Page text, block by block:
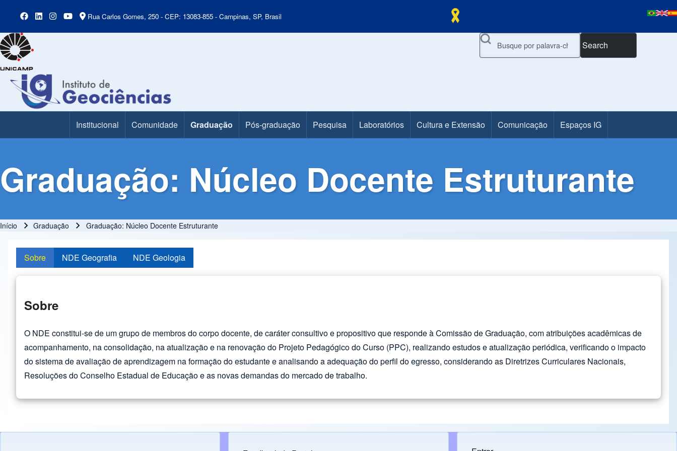
Rua Carlos Gomes, 250 - CEP: 13083-855 - Campinas, SP, Brasil
Search
Main MenuInstitucional Comunidade Graduação Pós-graduação Pesquisa Laboratórios Cultura e Extensão Comunicação Espaços IG
Graduação: Núcleo Docente Estruturante
Trilha de navegação
Início Graduação Graduação: Núcleo Docente Estruturante
Sobre NDE Geografia NDE Geologia
Sobre
O NDE constitui-se de um grupo de membros do corpo docente, de caráter consultivo e propositivo que responde à Comissão de Graduação, com atribuições acadêmicas de
acompanhamento, na consolidação, na atualização e na renovação do Projeto Pedagógico do Curso (PPC), realizando estudos e atualização periódica, verificando o impacto
do sistema de avaliação de aprendizagem na formação do estudante e analisando a adequação do perfil do egresso, considerando as Diretrizes Curriculares Nacionais,
Resoluções do Conselho Estadual de Educação e as novas demandas do mercado de trabalho.